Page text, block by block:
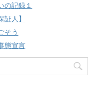
の記録１
人】
そう
態宣言